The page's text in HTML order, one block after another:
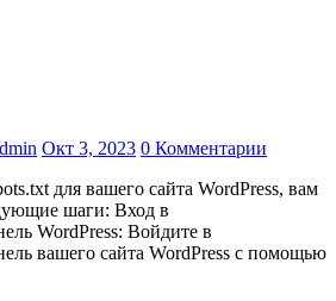
Окт 3, 2023 0 Комментарии
шаги: Вход в
WordPress: Войдите в
вашего сайта WordPress с помощью